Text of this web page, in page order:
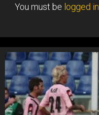
You must be logged in